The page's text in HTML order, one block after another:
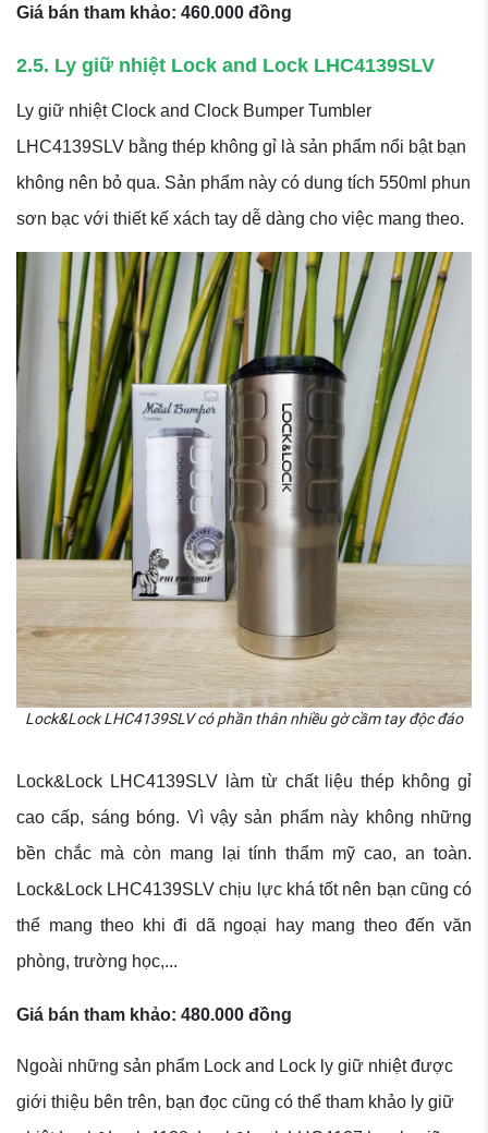
Giá bán tham khảo: 460.000 đồng
2.5. Ly giữ nhiệt Lock and Lock LHC4139SLV
Ly giữ nhiệt Clock and Clock Bumper Tumbler
LHC4139SLV bằng thép không gỉ là sản phẩm nổi bật bạn
không nên bỏ qua. Sản phẩm này có dung tích 550ml phun
sơn bạc với thiết kế xách tay dễ dàng cho việc mang theo.
Lock&Lock LHC4139SLV có phần thân nhiều gờ cầm tay độc đáo
Lock&Lock LHC4139SLV làm từ chất liệu thép không gỉ
cao cấp, sáng bóng. Vì vậy sản phẩm này không những
bền chắc mà còn mang lại tính thẩm mỹ cao, an toàn.
Lock&Lock LHC4139SLV chịu lực khá tốt nên bạn cũng có
thể mang theo khi đi dã ngoại hay mang theo đến văn
phòng, trường học,...
Giá bán tham khảo: 480.000 đồng
Ngoài những sản phẩm Lock and Lock ly giữ nhiệt được
giới thiệu bên trên, bạn đọc cũng có thể tham khảo ly giữ